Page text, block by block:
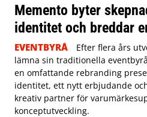
Memento byter
identitet och breddar
EVENTBYRÅ
Efter flera års
lämna sin traditionella
en omfattande rebranding
identitet, ett nytt erbjudande
kreativ partner för
konceptutveckling.